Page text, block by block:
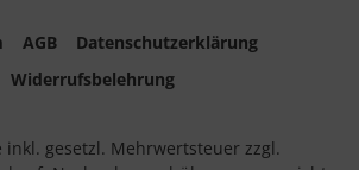
AGB
Datenschutzerklärung
Widerrufsbelehrung
inkl. gesetzl. Mehrwertsteuer zzgl.